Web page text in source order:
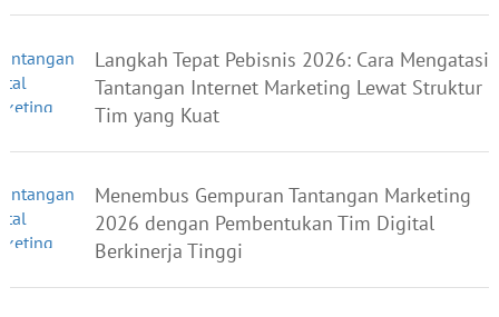
Langkah Tepat Pebisnis 2026: Cara Mengatasi
Tantangan Internet Marketing Lewat Struktur
Tim yang Kuat
Menembus Gempuran Tantangan Marketing
2026 dengan Pembentukan Tim Digital
Berkinerja Tinggi